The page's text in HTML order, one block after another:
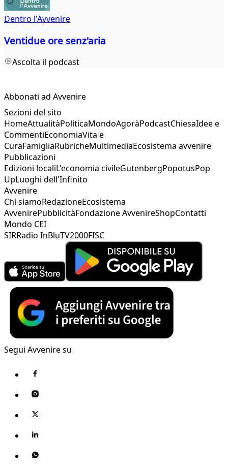
Dentro l'Avvenire
Ventidue ore senz'aria
Ascolta il podcast
Abbonati ad Avvenire
Sezioni del sito
HomeAttualitàPoliticaMondoAgoràPodcastChiesaIdee e
CommentiEconomiaVita e
CuraFamigliaRubricheMultimediaEcosistema avvenire
Pubblicazioni
Edizioni localiL'economia civileGutenbergPopotusPop
UpLuoghi dell'Infinito
Avvenire
Chi siamoRedazioneEcosistema
AvvenirePubblicitàFondazione AvvenireShopContatti
Mondo CEI
SIRRadio InBluTV2000FISC
Segui Avvenire su